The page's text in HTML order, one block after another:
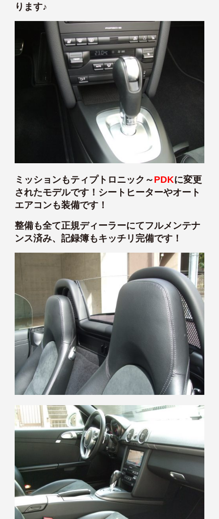
ります♪
ミッションもティプトロニック～PDKに変更
されたモデルです！シートヒーターやオート
エアコンも装備です！
整備も全て正規ディーラーにてフルメンテナ
ンス済み、記録簿もキッチリ完備です！